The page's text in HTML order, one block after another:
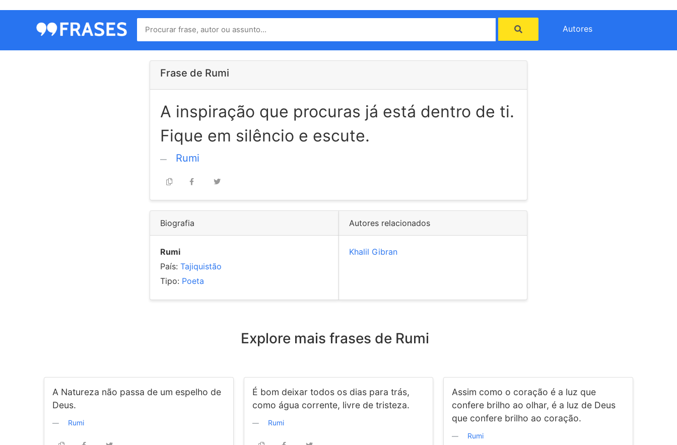
Autores
Menu
Frase de Rumi
A inspiração que procuras já está dentro de ti.
Fique em silêncio e escute.
Rumi
Biografia
Rumi
País: Tajiquistão
Tipo: Poeta
Autores relacionados
Khalil Gibran
Explore mais frases de Rumi
A Natureza não passa de um espelho de
Deus.
Rumi
É bom deixar todos os dias para trás,
como água corrente, livre de tristeza.
Rumi
Assim como o coração é a luz que
confere brilho ao olhar, é a luz de Deus
que confere brilho ao coração.
Rumi